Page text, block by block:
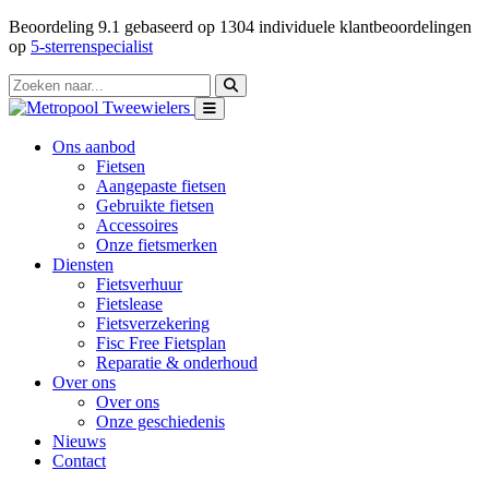
Beoordeling 9.1 gebaseerd op 1304 individuele klantbeoordelingen
op 5-sterrenspecialist
Ons aanbod
Fietsen
Aangepaste fietsen
Gebruikte fietsen
Accessoires
Onze fietsmerken
Diensten
Fietsverhuur
Fietslease
Fietsverzekering
Fisc Free Fietsplan
Reparatie & onderhoud
Over ons
Over ons
Onze geschiedenis
Nieuws
Contact